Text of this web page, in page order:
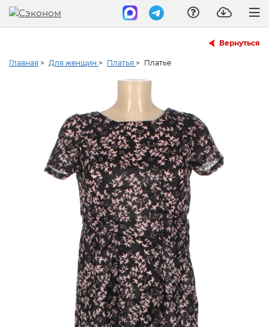
Вернуться
Главная > Для женщин > Платья > Платье